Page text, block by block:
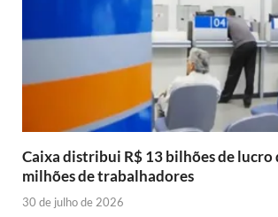
Caixa distribui R$ 13 bilhões de lucro
milhões de trabalhadores
30 de julho de 2026